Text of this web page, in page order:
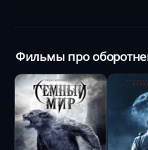
Фильмы про